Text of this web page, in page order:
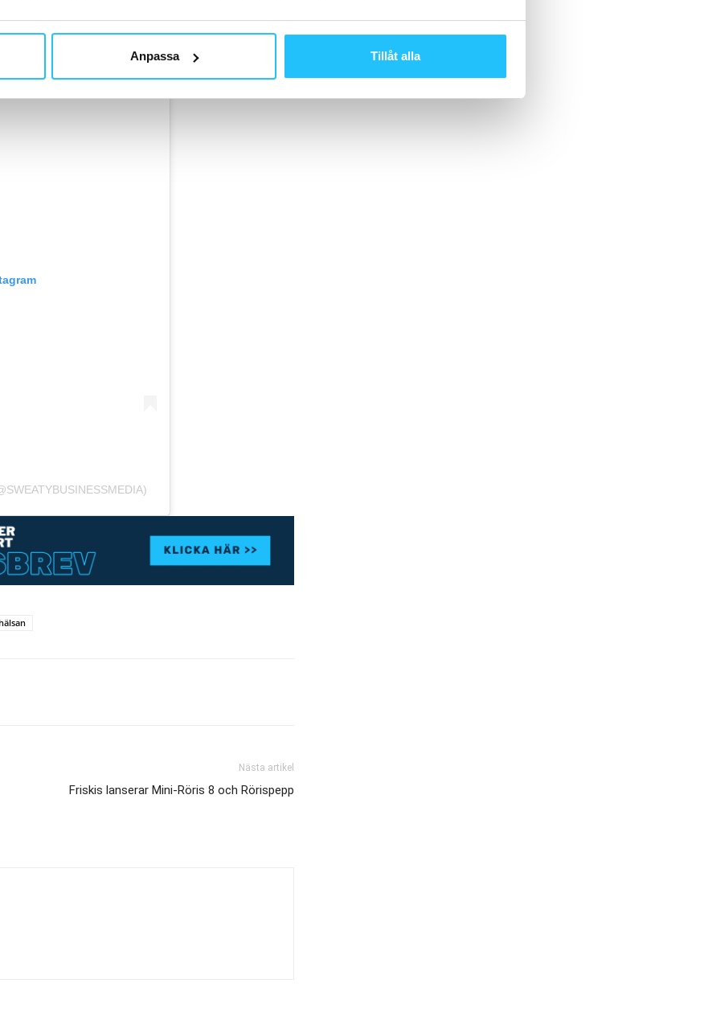
Anpassa Tillåt alla
Nästa artikel
Friskis lanserar Mini-Röris 8 och Rörispepp